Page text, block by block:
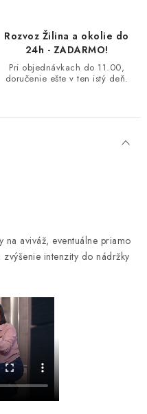
Rozvoz Žilina a okolie do
24h - ZADARMO!
Pri objednávkach do 11.00,
doručenie ešte v ten istý deň.
aviváž, eventuálne priamo
intenzity do nádržky